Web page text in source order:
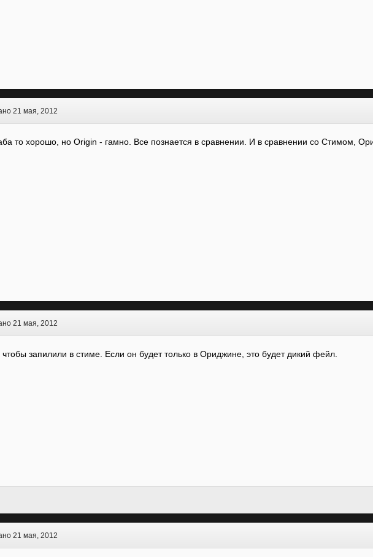
21 мая, 2012
то хорошо, но Origin - гамно. Все познается в сравнении. И в сравнении со Стимом,
21 мая, 2012
чтобы запилили в стиме. Если он будет только в Ориджине, это будет дикий фейл.
21 мая, 2012